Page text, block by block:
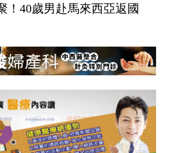
！40歲男赴馬來西亞返國